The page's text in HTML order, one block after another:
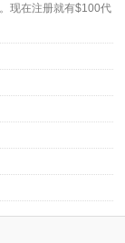
。现在注册就有$100代